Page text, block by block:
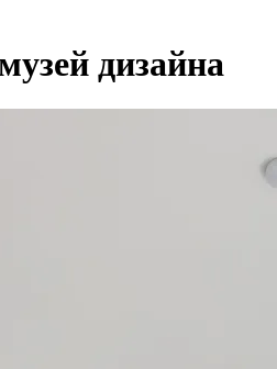
дизайна